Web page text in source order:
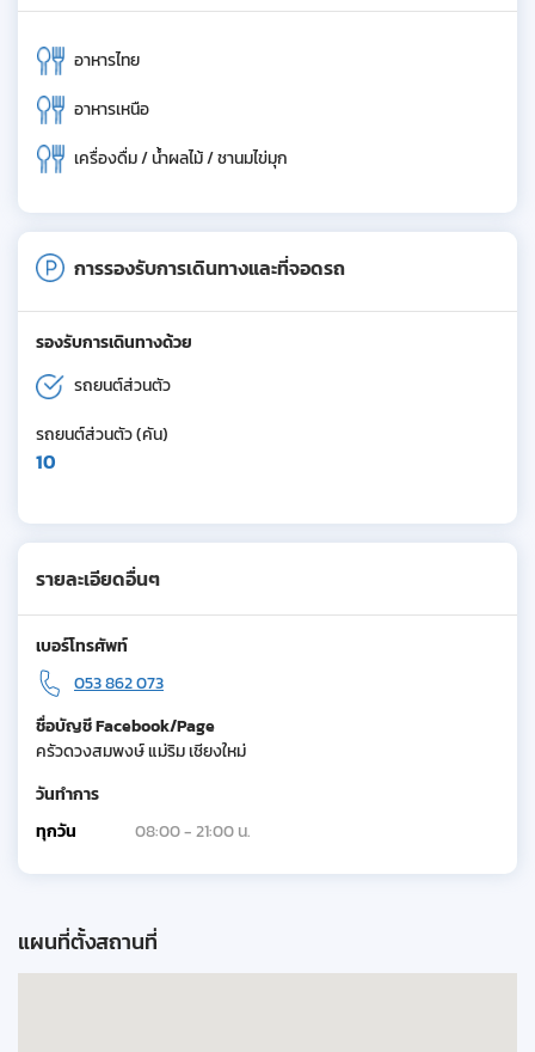
อาหารไทย
อาหารเหนือ
เครื่องดื่ม / น้ำผลไม้ / ชานมไข่มุก
การรองรับการเดินทางและที่จอดรถ
รองรับการเดินทางด้วย
รถยนต์ส่วนตัว
รถยนต์ส่วนตัว (คัน)
10
รายละเอียดอื่นๆ
เบอร์โทรศัพท์
053 862 073
ชื่อบัญชี Facebook/Page
ครัวดวงสมพงษ์ แม่ริม เชียงใหม่
วันทำการ
ทุกวัน
08:00 - 21:00 น.
แผนที่ตั้งสถานที่